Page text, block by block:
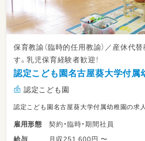
保育教諭（臨時的任用教諭）／産休代
す。乳児保育経験者歓迎！
認定こども園名古屋葵大学付属
認定こども園
認定こども園名古屋葵大学付属幼稚園の求
雇用形態
契約・臨時・期間社員
給与
月収251,600円 〜